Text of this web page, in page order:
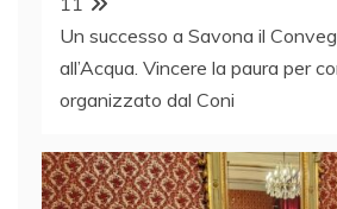
Un successo a Savona il
all’Acqua. Vincere la paura per
organizzato dal Coni